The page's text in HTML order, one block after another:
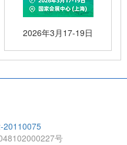
2026年3月17-19日
20110075
号